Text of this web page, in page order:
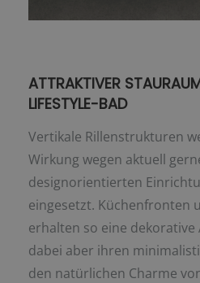
ATTRAKTIVER
LIFESTYLE-BAD
Vertikale Rillenstrukturen
Wirkung wegen aktuell
designorientierten
eingesetzt. Küchenfronten
erhalten so eine
dabei aber ihren
den natürlichen Charme